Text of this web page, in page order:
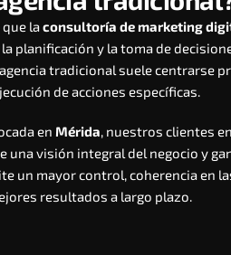
la consultoría de marketing
planificación y la toma de
tradicional suele centrarse
de acciones específicas.
en Mérida, nuestros clientes
una visión integral del negocio y
un mayor control, coherencia en
resultados a largo plazo.